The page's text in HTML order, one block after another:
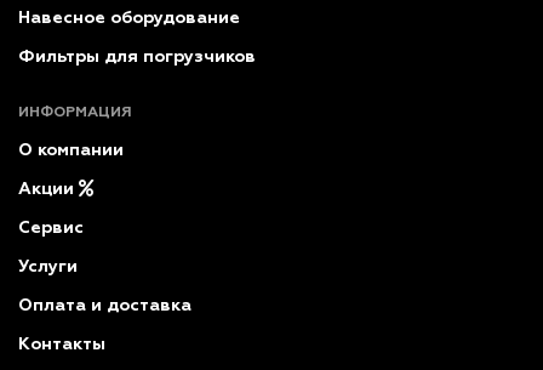
Навесное оборудование
Фильтры для погрузчиков
ИНФОРМАЦИЯ
О компании
Акции
Сервис
Услуги
Оплата и доставка
Контакты